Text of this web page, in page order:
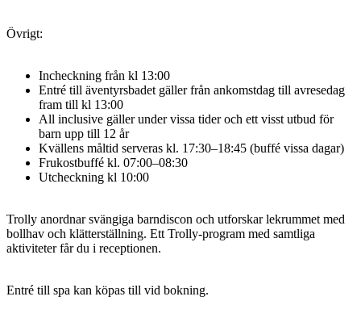
Övrigt:
Incheckning från kl 13:00
Entré till äventyrsbadet gäller från ankomstdag till avresedag
fram till kl 13:00
All inclusive gäller under vissa tider och ett visst utbud för
barn upp till 12 år
Kvällens måltid serveras kl. 17:30–18:45 (buffé vissa dagar)
Frukostbuffé kl. 07:00–08:30
Utcheckning kl 10:00
Trolly anordnar svängiga barndiscon och utforskar lekrummet med
bollhav och klätterställning. Ett Trolly-program med samtliga
aktiviteter får du i receptionen.
Entré till spa kan köpas till vid bokning.